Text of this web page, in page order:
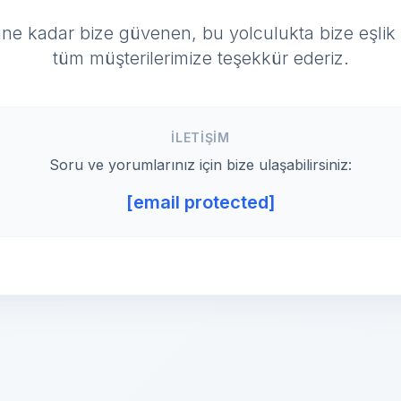
kadar bize güvenen, bu yolculukta bize eşlik
tüm müşterilerimize teşekkür ederiz.
İLETIŞIM
Soru ve yorumlarınız için bize ulaşabilirsiniz:
[email protected]